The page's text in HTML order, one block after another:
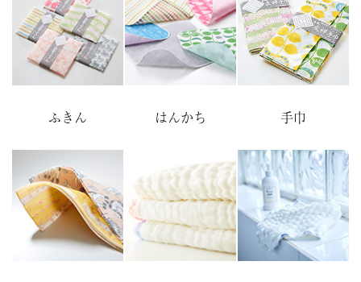
ふきん はんかち 手巾